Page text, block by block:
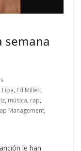
semana
Lipa, Ed Millett,
, música, rap,
Management,
le han